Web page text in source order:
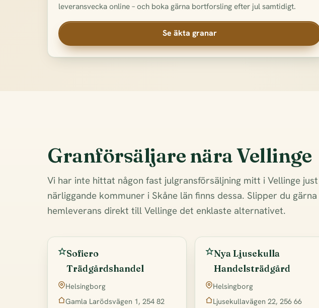
leveransvecka online – och boka gärna bortforsling efter jul samtidigt.
Se äkta granar
Granförsäljare nära Vellinge
Vi har inte hittat någon fast julgransförsäljning mitt i Vellinge
närliggande kommuner i Skåne län finns dessa. Slipper du
hemleverans direkt till Vellinge det enklaste alternativet.
Sofiero
Trädgårdshandel
Helsingborg
Gamla Larödsvägen 1, 254 82
Nya Ljusekulla
Handelsträdgård
Helsingborg
Ljusekullavägen 22, 256 66